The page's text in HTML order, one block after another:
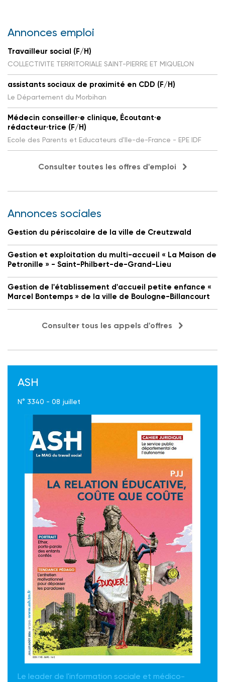
Annonces emploi
Travailleur social (F/H)
COLLECTIVITE TERRITORIALE SAINT-PIERRE ET MIQUELON
assistants sociaux de proximité en CDD (F/H)
Le Département du Morbihan
Médecin conseiller·e clinique, Écoutant·e
rédacteur·trice (F/H)
Ecole des Parents et Educateurs d'Ile-de-France - EPE IDF
Consulter toutes les offres d'emploi
Annonces sociales
Gestion du périscolaire de la ville de Creutzwald
Gestion et exploitation du multi-accueil « La Maison de
Petronille » - Saint-Philbert-de-Grand-Lieu
Gestion de l'établissement d'accueil petite enfance «
Marcel Bontemps » de la ville de Boulogne-Billancourt
Consulter tous les appels d'offres
ASH
N° 3340 - 08 juillet
Le leader de l'information sociale et médico-